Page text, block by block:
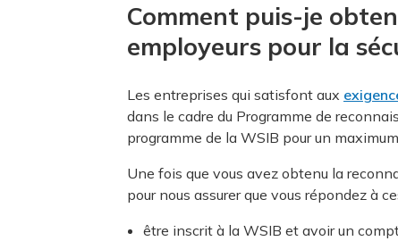
Comment puis-je
employeurs pour la
Les entreprises qui satisfont aux
dans le cadre du Programme de
programme de la WSIB pour un
Une fois que vous avez obtenu la
pour nous assurer que vous répondez à
être inscrit à la WSIB et avoir un